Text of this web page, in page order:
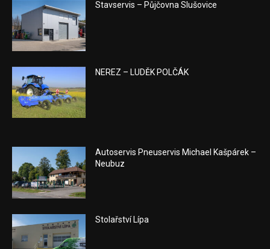
Stavservis – Půjčovna Slušovice
NEREZ – LUDĚK POLČÁK
Autoservis Pneuservis Michael Kašpárek –
Neubuz
Stolařství Lípa